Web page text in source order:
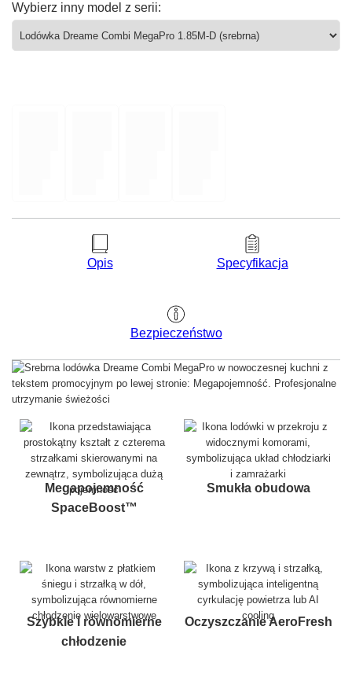
Wybierz inny model z serii:
Opis Specyfikacja
Bezpieczeństwo
Megapojemność
SpaceBoost™
Smukła obudowa
Szybkie i równomierne
chłodzenie
Oczyszczanie AeroFresh